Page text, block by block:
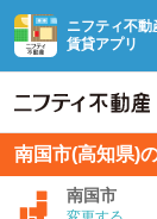
ニフティ不動
賃貸アプリ
南国市(高知県)
南国市